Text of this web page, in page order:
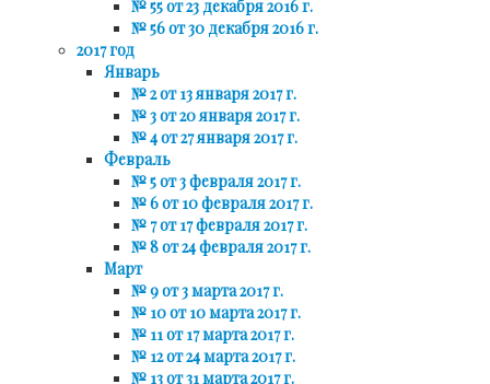
№ 55 от 23 декабря 2016 г.
№ 56 от 30 декабря 2016 г.
2017 год
Январь
№ 2 от 13 января 2017 г.
№ 3 от 20 января 2017 г.
№ 4 от 27 января 2017 г.
Февраль
№ 5 от 3 февраля 2017 г.
№ 6 от 10 февраля 2017 г.
№ 7 от 17 февраля 2017 г.
№ 8 от 24 февраля 2017 г.
Март
№ 9 от 3 марта 2017 г.
№ 10 от 10 марта 2017 г.
№ 11 от 17 марта 2017 г.
№ 12 от 24 марта 2017 г.
№ 13 от 31 марта 2017 г.